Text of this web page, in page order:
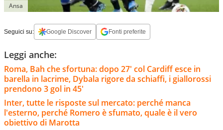
Ansa
Seguici su: Google Discover Fonti preferite
Leggi anche:
Roma, Bah che sfortuna: dopo 27' col Cardiff esce in
barella in lacrime, Dybala rigore da schiaffi, i giallorossi
prendono 3 gol in 45'
Inter, tutte le risposte sul mercato: perché manca
l'esterno, perché Romero è sfumato, quale è il vero
obiettivo di Marotta